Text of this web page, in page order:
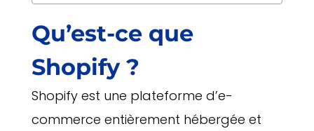
Qu’est-ce que
Shopify ?
Shopify est une plateforme d’e-
commerce entièrement hébergée et